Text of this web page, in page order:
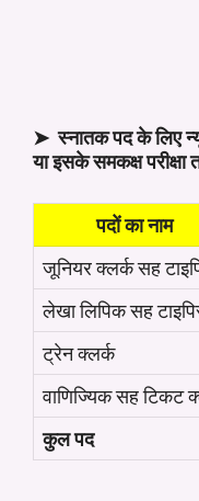
➤ स्नातक पद के लिए
या इसके समकक्ष
पदों का नाम
जूनियर क्लर्क सह
लेखा लिपिक सह
ट्रेन क्लर्क
वाणिज्यिक सह टिकट
कुल पद